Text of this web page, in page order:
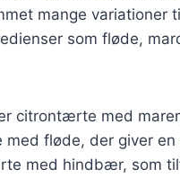
mange variationer
som fløde,
citrontærte med
fløde, der giver en
med hindbær, som